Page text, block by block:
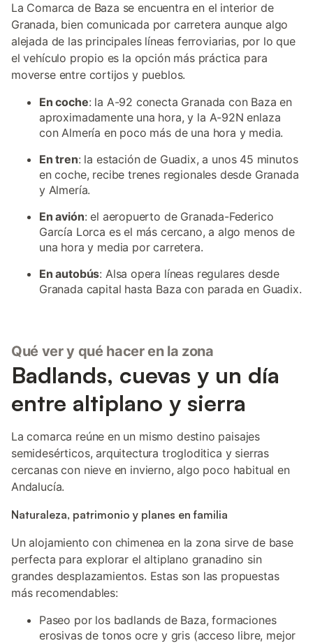
La Comarca de Baza se encuentra en el interior de
Granada, bien comunicada por carretera aunque algo
alejada de las principales líneas ferroviarias, por lo que
el vehículo propio es la opción más práctica para
moverse entre cortijos y pueblos.
En coche: la A-92 conecta Granada con Baza en
aproximadamente una hora, y la A-92N enlaza
con Almería en poco más de una hora y media.
En tren: la estación de Guadix, a unos 45 minutos
en coche, recibe trenes regionales desde Granada
y Almería.
En avión: el aeropuerto de Granada-Federico
García Lorca es el más cercano, a algo menos de
una hora y media por carretera.
En autobús: Alsa opera líneas regulares desde
Granada capital hasta Baza con parada en Guadix.
Qué ver y qué hacer en la zona
Badlands, cuevas y un día
entre altiplano y sierra
La comarca reúne en un mismo destino paisajes
semidesérticos, arquitectura trogloditica y sierras
cercanas con nieve en invierno, algo poco habitual en
Andalucía.
Naturaleza, patrimonio y planes en familia
Un alojamiento con chimenea en la zona sirve de base
perfecta para explorar el altiplano granadino sin
grandes desplazamientos. Estas son las propuestas
más recomendables:
Paseo por los badlands de Baza, formaciones
erosivas de tonos ocre y gris (acceso libre, mejor